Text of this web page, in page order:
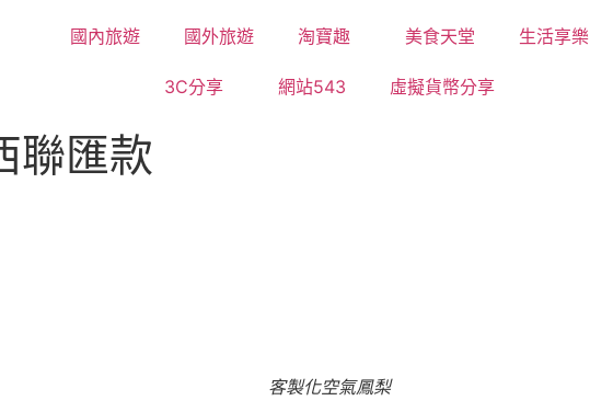
國內旅遊 國外旅遊 淘寶趣 美食天堂 生活享樂
3C分享 網站543 虛擬貨幣分享
聯匯款
客製化空氣鳳梨